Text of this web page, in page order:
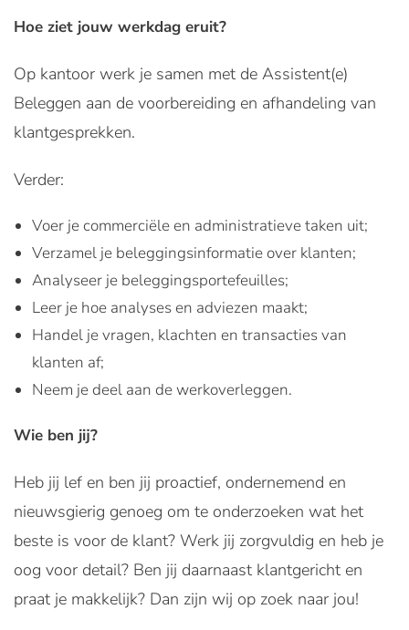
Hoe ziet jouw werkdag eruit?
Op kantoor werk je samen met de Assistent(e)
Beleggen aan de voorbereiding en afhandeling van
klantgesprekken.
Verder:
Voer je commerciële en administratieve taken uit;
Verzamel je beleggingsinformatie over klanten;
Analyseer je beleggingsportefeuilles;
Leer je hoe analyses en adviezen maakt;
Handel je vragen, klachten en transacties van
klanten af;
Neem je deel aan de werkoverleggen.
Wie ben jij?
Heb jij lef en ben jij proactief, ondernemend en
nieuwsgierig genoeg om te onderzoeken wat het
beste is voor de klant? Werk jij zorgvuldig en heb je
oog voor detail? Ben jij daarnaast klantgericht en
praat je makkelijk? Dan zijn wij op zoek naar jou!